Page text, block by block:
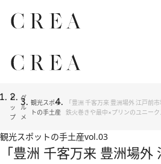
ト
ッ
プ
グ
ル
メ
観光スポッ
トの手土産
「豊洲 千客万来 豊洲場外 江戸前
鉄火巻きや最中×プリンのユニー
観光スポットの手土産vol.03
「豊洲 千客万来 豊洲場